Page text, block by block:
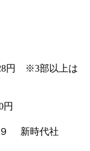
円 ※3部以上は
円
９ 新時代社